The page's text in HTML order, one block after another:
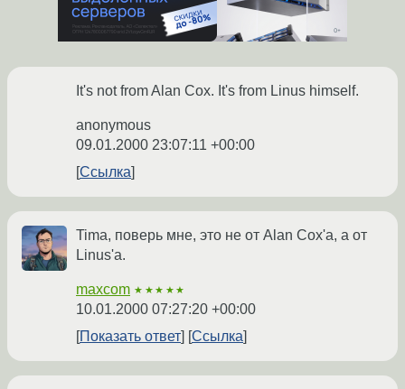
It's not from Alan Cox. It's from Linus himself.
anonymous
09.01.2000 23:07:11 +00:00
Ссылка
Tima, поверь мне, это не от Alan Cox'а, а от
Linus'а.
maxcom ★★★★★
10.01.2000 07:27:20 +00:00
Показать ответ
Ссылка